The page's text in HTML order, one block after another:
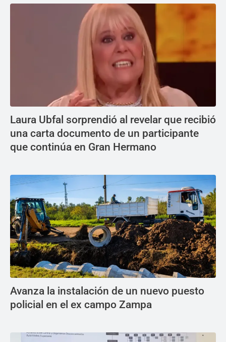
Laura Ubfal sorprendió al revelar que recibió
una carta documento de un participante
que continúa en Gran Hermano
Avanza la instalación de un nuevo puesto
policial en el ex campo Zampa